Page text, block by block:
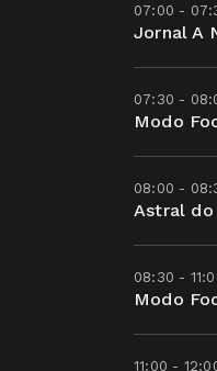
07:00 -
Jornal A
07:30 -
Modo
08:00 -
Astral
08:30 -
Modo
11:00 -